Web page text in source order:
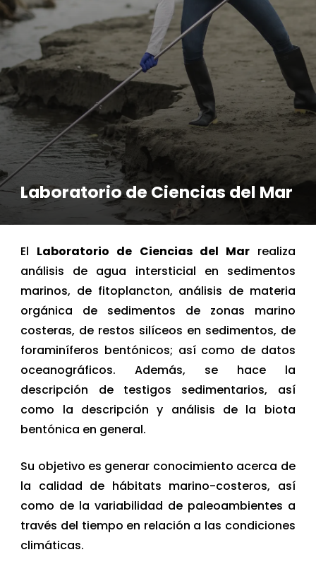
Laboratorio de Ciencias del Mar
El Laboratorio de Ciencias del Marrealiza
análisis de agua intersticial en sedimentos
marinos, de fitoplancton, análisis de materia
orgánica de sedimentos de zonas marino
costeras, de restos silíceos en sedimentos, de
foraminíferos bentónicos; así como de datos
oceanográficos. Además, se hace la
descripción de testigos sedimentarios, así
como la descripción y análisis de la biota
bentónica en general.
Su objetivo es generar conocimiento acerca de
la calidad de hábitats marino-costeros, así
como de la variabilidad de paleoambientes a
través del tiempo en relación a las condiciones
climáticas.